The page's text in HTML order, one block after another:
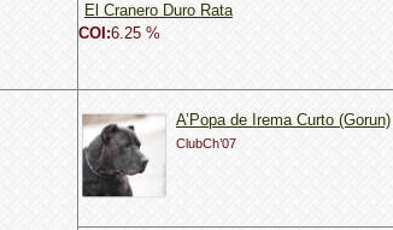
El Cranero Duro Rata
COI:6.25 %
A’Popa de Irema Curto (Gorun)
ClubCh’07